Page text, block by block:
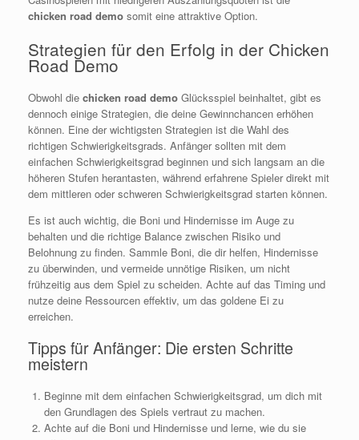
chicken road demo somit eine attraktive Option.
Strategien für den Erfolg in der Chicken
Road Demo
Obwohl die chicken road demo Glücksspiel beinhaltet, gibt es
dennoch einige Strategien, die deine Gewinnchancen erhöhen
können. Eine der wichtigsten Strategien ist die Wahl des
richtigen Schwierigkeitsgrads. Anfänger sollten mit dem
einfachen Schwierigkeitsgrad beginnen und sich langsam an die
höheren Stufen herantasten, während erfahrene Spieler direkt mit
dem mittleren oder schweren Schwierigkeitsgrad starten können.
Es ist auch wichtig, die Boni und Hindernisse im Auge zu
behalten und die richtige Balance zwischen Risiko und
Belohnung zu finden. Sammle Boni, die dir helfen, Hindernisse
zu überwinden, und vermeide unnötige Risiken, um nicht
frühzeitig aus dem Spiel zu scheiden. Achte auf das Timing und
nutze deine Ressourcen effektiv, um das goldene Ei zu
erreichen.
Tipps für Anfänger: Die ersten Schritte
meistern
Beginne mit dem einfachen Schwierigkeitsgrad, um dich mit
den Grundlagen des Spiels vertraut zu machen.
Achte auf die Boni und Hindernisse und lerne, wie du sie